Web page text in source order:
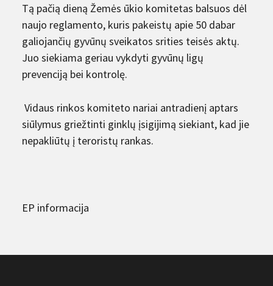
Tą pačią dieną Žemės ūkio komitetas balsuos dėl
naujo reglamento, kuris pakeistų apie 50 dabar
galiojančių gyvūnų sveikatos srities teisės aktų.
Juo siekiama geriau vykdyti gyvūnų ligų
prevenciją bei kontrolę.
Vidaus rinkos komiteto nariai antradienį aptars
siūlymus griežtinti ginklų įsigijimą siekiant, kad jie
nepakliūtų į teroristų rankas.
EP informacija